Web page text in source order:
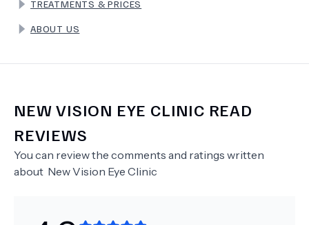
TREATMENTS & PRICES
ABOUT US
NEW VISION EYE CLINIC READ
REVIEWS
You can review the comments and ratings written
about New Vision Eye Clinic